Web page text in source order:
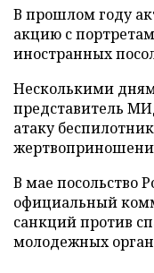
В прошлом году
акцию с
иностранных
Несколькими
представитель
атаку
В мае посольство
официальный
санкций против
молодежных